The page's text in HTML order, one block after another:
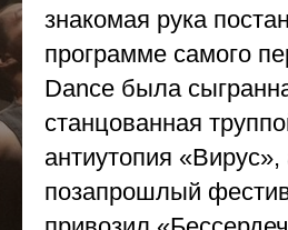
знакомая рука
программе самого
Dance была
станцованная
антиутопия «Вирус»,
позапрошлый